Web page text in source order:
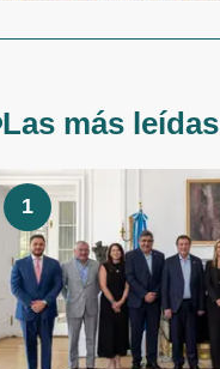
Las más leídas
1